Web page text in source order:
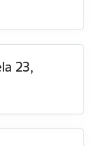
23,